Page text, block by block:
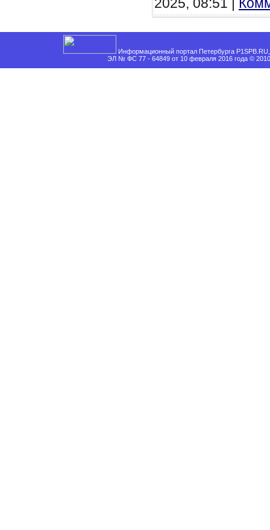
Информационный портал Петербурга
ЭЛ № ФС 77 - 64849 от 10 февраля 2016 года ©